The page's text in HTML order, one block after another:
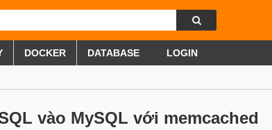
DOCKER DATABASE LOGIN
vào MySQL với memcached